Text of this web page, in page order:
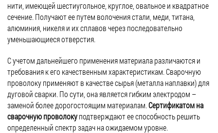
нити, имеющей шестиугольное, круглое, овальное и квадратное
сечение. Получают ее путем волочения стали, меди, титана,
алюминия, никеля и их сплавов через последовательно
уменьшающиеся отверстия.
С учетом дальнейшего применения материала различаются и
требования к его качественным характеристикам. Сварочную
проволоку применяют в качестве сырья (металла наплавки) для
дуговой сварки. По сути, она является гибким электродом –
заменой более дорогостоящим материалам.Сертификатом на
сварочную проволокуподтверждают ее способность решить
определенный спектр задач на ожидаемом уровне.